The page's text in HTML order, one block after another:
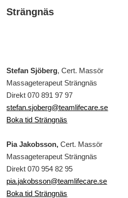
Strängnäs
Stefan Sjöberg,Cert. Massör
Massageterapeut Strängnäs
Direkt 070 891 97 97
stefan.sjoberg@teamlifecare.se
Boka tid Strängnäs
Pia Jakobsson, Cert. Massör
Massageterapeut Strängnäs
Direkt 070 954 82 95
pia.jakobsson@teamlifecare.se
Boka tid Strängnäs